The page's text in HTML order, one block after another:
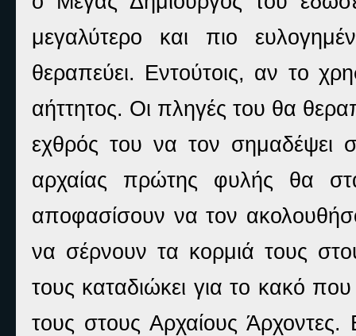
μεγαλύτερο και πιο
θεραπεύει. Eντούτοις, αν το
αήττητος. Οι πληγές του θα
εχθρός του να τον σημαδέψει
αρχαίας πρώτης φυλής θα
αποφασίσουν να τον
να σέρνουν τα κορμιά τους
τους καταδιώκει για το κακό
τους στους Αρχαίους